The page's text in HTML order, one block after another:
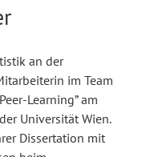
an der
im Team
Learning” am
Universität Wien.
Dissertation mit